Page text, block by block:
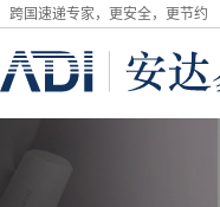
跨国速递专家，更安全，更节约